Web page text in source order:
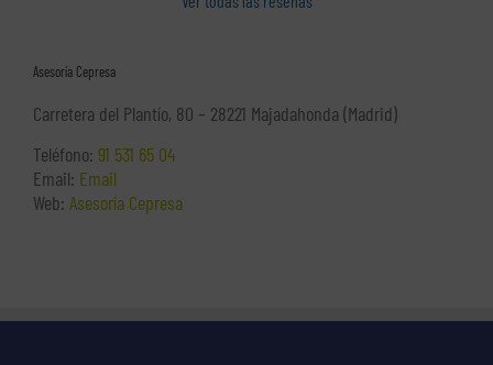
Asesoría Cepresa
Carretera del Plantío, 80 – 28221 Majadahonda (Madrid)
Teléfono: 91 531 65 04
Email: Email
Web: Asesoría Cepresa